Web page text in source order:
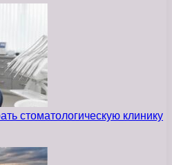
стоматологическую клинику